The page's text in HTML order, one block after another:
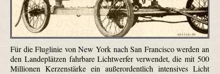
Für die Fluglinie von New York nach San Francisco werden an
den Landeplätzen fahrbare Lichtwerfer verwendet, die mit 500
Millionen Kerzenstärke ein außerordentlich intensives Licht